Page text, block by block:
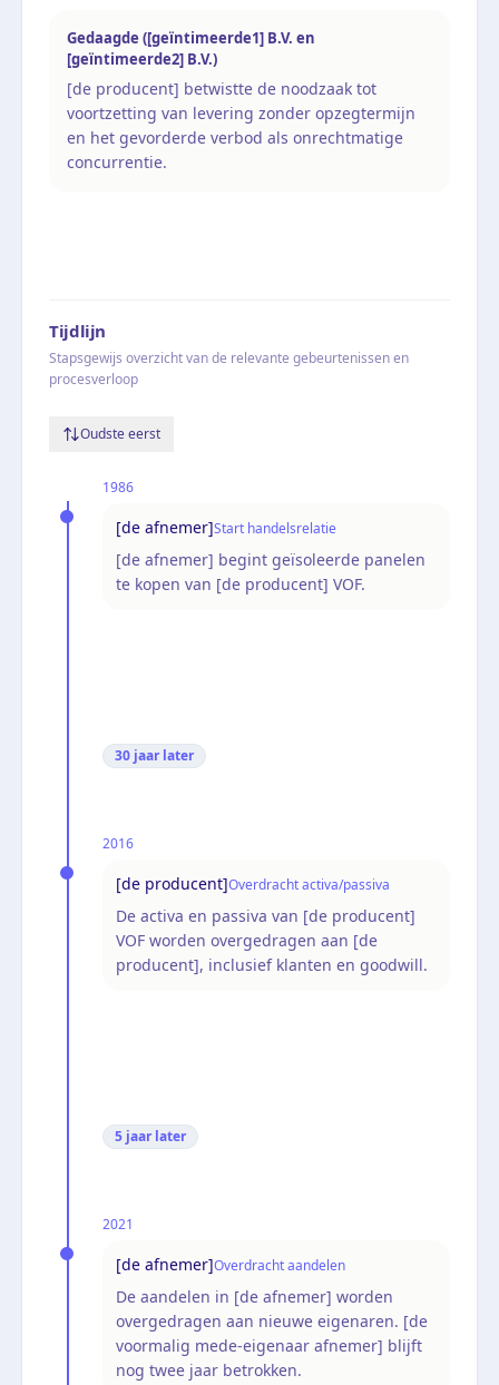
Gedaagde ([geïntimeerde1] B.V. en
[geïntimeerde2] B.V.)
[de producent] betwistte de noodzaak tot
voortzetting van levering zonder opzegtermijn
en het gevorderde verbod als onrechtmatige
concurrentie.
Tijdlijn
Stapsgewijs overzicht van de relevante gebeurtenissen en
procesverloop
Oudste eerst
1986
[de afnemer]Start handelsrelatie
[de afnemer] begint geïsoleerde panelen
te kopen van [de producent] VOF.
30 jaar later
2016
[de producent]Overdracht activa/passiva
De activa en passiva van [de producent]
VOF worden overgedragen aan [de
producent], inclusief klanten en goodwill.
5 jaar later
2021
[de afnemer]Overdracht aandelen
De aandelen in [de afnemer] worden
overgedragen aan nieuwe eigenaren. [de
voormalig mede-eigenaar afnemer] blijft
nog twee jaar betrokken.